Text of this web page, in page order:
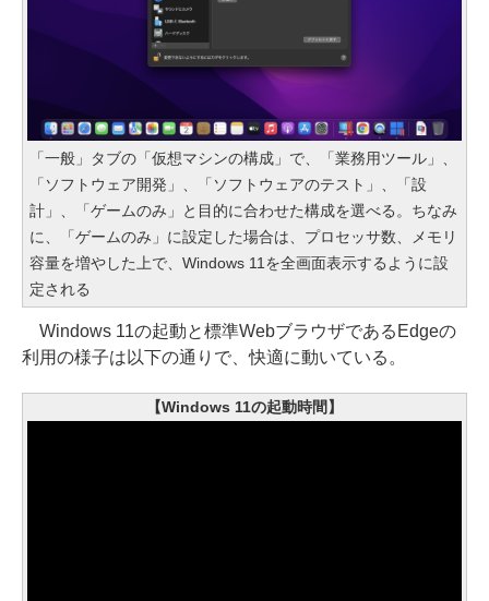
「一般」タブの「仮想マシンの構成」で、「業務用ツール」、
「ソフトウェア開発」、「ソフトウェアのテスト」、「設
計」、「ゲームのみ」と目的に合わせた構成を選べる。ちなみ
に、「ゲームのみ」に設定した場合は、プロセッサ数、メモリ
容量を増やした上で、Windows 11を全画面表示するように設
定される
Windows 11の起動と標準WebブラウザであるEdgeの
利用の様子は以下の通りで、快適に動いている。
【Windows 11の起動時間】